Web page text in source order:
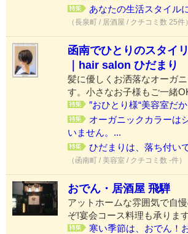
あなたの生活スタイル
（長泉町 / 居酒屋 / クチコミ数 25件）
函南でひとりのスタイ
｜hair salon ひだまり
髪に優しくお洒落なオーガ
す。小さなお子様もご一緒
″おひとり様“美容室だ
オーガニックカラーは
いません。...
ひだまりは、落ち付い
（函南町 / 美容室 / クチコミ数 -件）
おでん・居酒屋 飛騨
アットホームな雰囲気で自
ぞ!宴会コース料理も承ります
寒い季節は、おでん！